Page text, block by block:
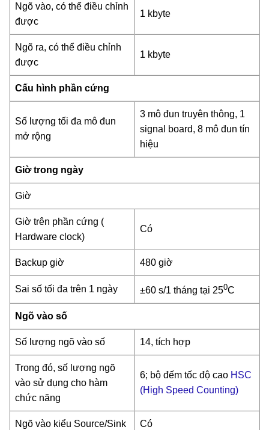
Ngõ vào, có thể điều chỉnh
được
1 kbyte
Ngõ ra, có thể điều chỉnh
được
1 kbyte
Cấu hình phần cứng
Số lượng tối đa mô đun
mở rộng
3 mô đun truyên thông, 1
signal board, 8 mô đun tín
hiệu
Giờ trong ngày
Giờ
Giờ trên phần cứng (
Hardware clock)
Có
Backup giờ 480 giờ
Sai số tối đa trên 1 ngày ±60 s/1 tháng tại 250C
Ngõ vào số
Số lượng ngõ vào số 14, tích hợp
Trong đó, số lượng ngõ
vào sử dụng cho hàm
chức năng
6; bộ đếm tốc độ cao HSC
(High Speed Counting)
Ngõ vào kiểu Source/Sink Có